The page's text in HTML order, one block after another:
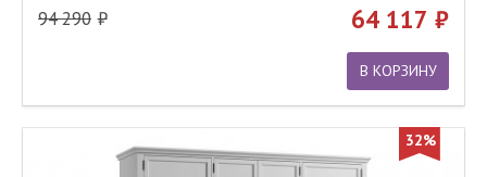
94 290 64 117
В КОРЗИНУ
32%